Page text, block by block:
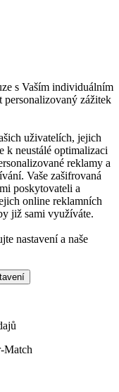
s Vaším individuálním
personalizovaný zážitek
uživatelích, jejich
k neustálé optimalizaci
reklamy a
Vaše zašifrovaná
poskytovateli a
online reklamních
již sami využíváte.
nastavení a naše
Match